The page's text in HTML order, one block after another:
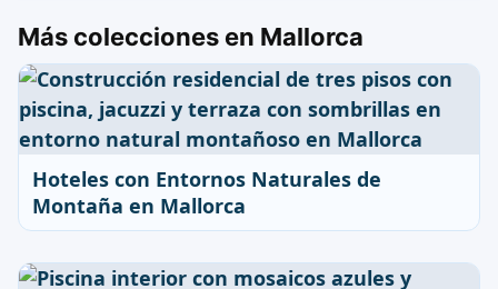
Más colecciones en Mallorca
Hoteles con Entornos Naturales de
Montaña en Mallorca